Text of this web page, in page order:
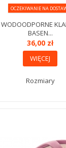
OCZEKIWANIE NA
WODOODPORNE
BASEN...
36,00 zł
WIĘCEJ
Rozmiary